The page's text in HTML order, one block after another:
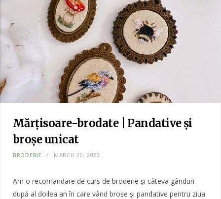
Mărțisoare-brodate | Pandative și
broșe unicat
BRODERIE MARCH 20, 2023
Am o recomandare de curs de broderie și câteva gânduri
după al doilea an în care vând broșe și pandative pentru ziua